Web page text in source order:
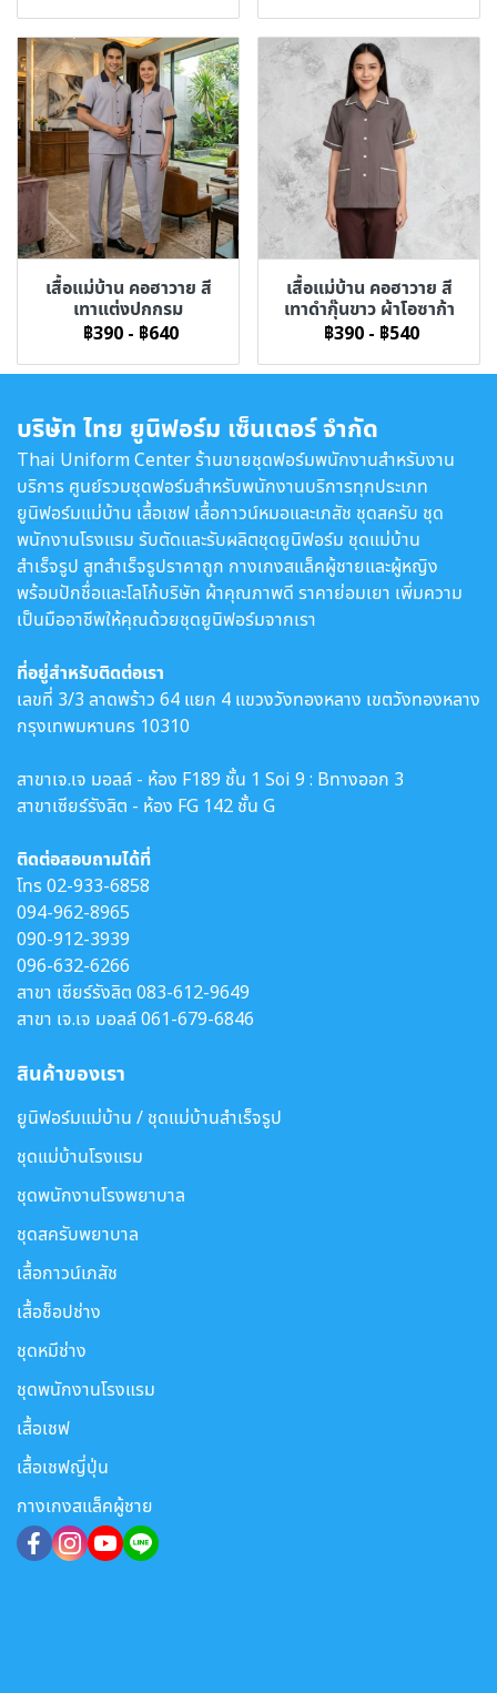
เสื้อแม่บ้าน คอฮาวาย สี
เทาแต่งปกกรม
฿390 - ฿640
เสื้อแม่บ้าน คอฮาวาย สี
เทาดำกุ๊นขาว ผ้าโอซาก้า
฿390 - ฿540
บริษัท ไทย ยูนิฟอร์ม เซ็นเตอร์ จำกัด
Thai Uniform Center ร้านขายชุดฟอร์มพนักงานสำหรับงาน
บริการ ศูนย์รวมชุดฟอร์มสำหรับพนักงานบริการทุกประเภท
ยูนิฟอร์มแม่บ้าน เสื้อเชฟ เสื้อกาวน์หมอและเภสัช ชุดสครับ ชุด
พนักงานโรงแรม รับตัดและรับผลิตชุดยูนิฟอร์ม ชุดแม่บ้าน
สำเร็จรูป สูทสำเร็จรูปราคาถูก กางเกงสแล็คผู้ชายและผู้หญิง
พร้อมปักชื่อและโลโก้บริษัท ผ้าคุณภาพดี ราคาย่อมเยา เพิ่มความ
เป็นมืออาชีพให้คุณด้วยชุดยูนิฟอร์มจากเรา
ที่อยู่สำหรับติดต่อเรา
เลขที่ 3/3 ลาดพร้าว 64 แยก 4 แขวงวังทองหลาง เขตวังทองหลาง
กรุงเทพมหานคร 10310
สาขาเจ.เจ มอลล์ - ห้อง F189 ชั้น 1 Soi 9 : Bทางออก 3
สาขาเซียร์รังสิต - ห้อง FG 142 ชั้น G
ติดต่อสอบถามได้ที่
โทร02-933-6858
094-962-8965
090-912-3939
096-632-6266
สาขา เซียร์รังสิต 083-612-9649
สาขา เจ.เจ มอลล์061-679-6846
สินค้าของเรา
ยูนิฟอร์มแม่บ้าน / ชุดแม่บ้านสำเร็จรูป
ชุดแม่บ้านโรงแรม
ชุดพนักงานโรงพยาบาล
ชุดสครับพยาบาล
เสื้อกาวน์เภสัช
เสื้อช็อปช่าง
ชุดหมีช่าง
ชุดพนักงานโรงแรม
เสื้อเชฟ
เสื้อเชฟญี่ปุ่น
กางเกงสแล็คผู้ชาย